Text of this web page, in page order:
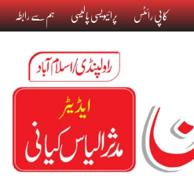
کاپی رائٹس پرائیویسی پالیسی ہم سے رابطہ